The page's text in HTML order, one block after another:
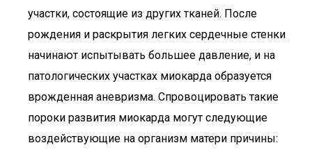
участки, состоящие из других тканей. После
рождения и раскрытия легких сердечные стенки
начинают испытывать большее давление, и на
патологических участках миокарда образуется
врожденная аневризма. Спровоцировать такие
пороки развития миокарда могут следующие
воздействующие на организм матери причины: